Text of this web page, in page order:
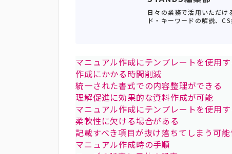
日々の業務で活用いただけ
ド・キーワードの解説、
マニュアル作成にテンプレートを使用
作成にかかる時間削減
統一された書式での内容整理ができる
理解促進に効果的な資料作成が可能
マニュアル作成にテンプレートを使用
柔軟性に欠ける場合がある
記載すべき項目が抜け落ちてしまう可能
マニュアル作成時の手順